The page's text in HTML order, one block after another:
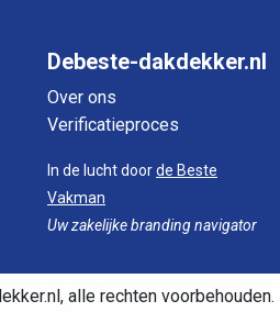
Debeste-dakdekker.nl
Over ons
Verificatieproces
In de lucht doorde Beste
Vakman
Uw zakelijke branding navigator
alle rechten voorbehouden.